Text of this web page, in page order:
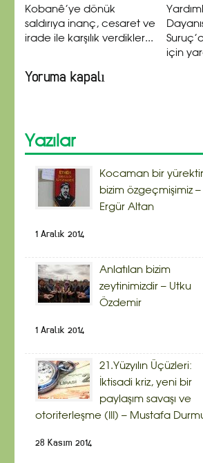
Kobanê’ye dönük
saldırıya inanç, cesaret ve
irade ile karşılık verdikler...
için
Yoruma kapalı
Yazılar
Kocaman bir yürektir
bizim özgeçmişimiz –
Ergür Altan
1 Aralık 2014
Anlatılan bizim
zeytinimizdir – Utku
Özdemir
1 Aralık 2014
21.Yüzyılın Üçüzleri:
İktisadi kriz, yeni bir
paylaşım savaşı ve
otoriterleşme (III) – Mustafa
28 Kasım 2014